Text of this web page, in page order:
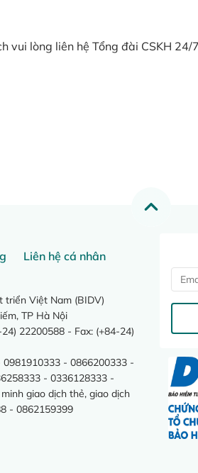
vui lòng liên hệ Tổng đài CSKH
Liên hệ cá nhân
triển Việt Nam (BIDV)
TP Hà Nội
22200588 - Fax: (+84-24)
- 0866200333 -
- 0336128333 -
giao dịch thẻ, giao dịch
- 0862159399